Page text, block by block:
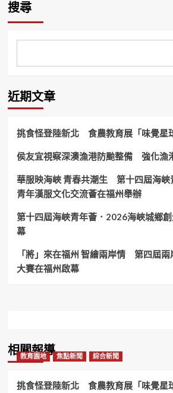
搜尋
近期文章
挑食怪登陸新北 食農教育展「味覺星
侯友宜視察深澳漁港防颱整備 強化漁
華服映海峽 青春共潮生 第十四屆海峽
青年漢服文化交流薈在福州舉辦
第十四屆海峽青年薈．2026海峽城鄉
幕
「將」來在福州 智繪兩岸情 第四屆
大賽在福州啟幕
相關報導
教育園地 焦點新聞 綜合新聞
挑食怪登陸新北 食農教育展「味覺星